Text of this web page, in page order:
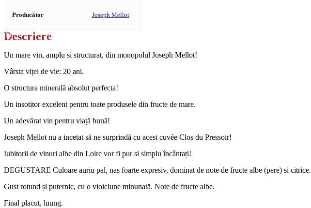
Producător Joseph Mellot
Descriere
Un mare vin, amplu si structurat, din monopolul Joseph Mellot!
Vârsta viței de vie: 20 ani.
O structura minerală absolut perfecta!
Un insotitor excelent pentru toate produsele din fructe de mare.
Un adevărat vin pentru viață bună!
Joseph Mellot nu a incetat să ne surprindă cu acest cuvée Clos du Pressoir!
Iubitorii de vinuri albe din Loire vor fi pur si simplu încântați!
DEGUSTARE Culoare auriu pal, nas foarte expresiv, dominat de note de fructe albe (pere) si citrice.
Gust rotund și puternic, cu o vioiciune minunată. Note de fructe albe.
Final placut, luung.